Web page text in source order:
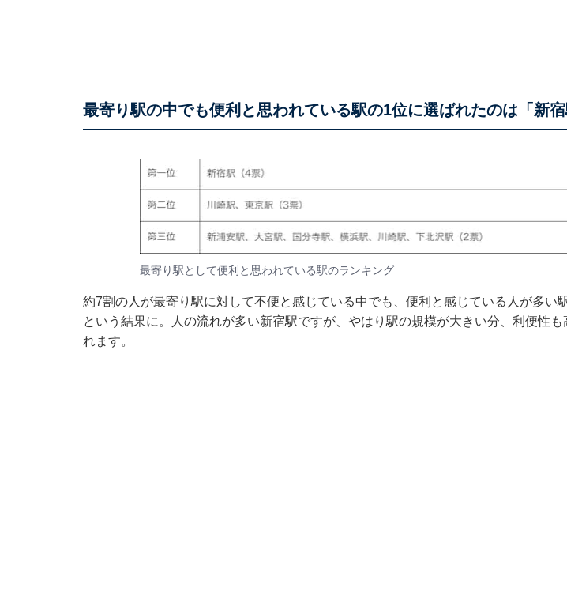
最寄り駅の中でも便利と思われている駅の1位に選ばれたのは「新宿
最寄り駅として便利と思われている駅のランキング
約7割の人が最寄り駅に対して不便と感じている中でも、便利と感じている人が多い
という結果に。人の流れが多い新宿駅ですが、やはり駅の規模が大きい分、利便性も
れます。